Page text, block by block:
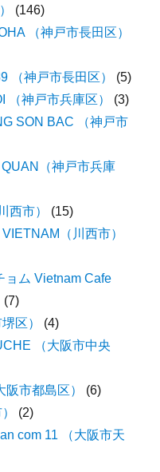
(146)
（神戸市長田区）
（神戸市長田区）
(5)
（神戸市兵庫区）
(3)
SON BAC （神戸市
（神戸市兵庫
西市）
(15)
（川西市）
ョム Vietnam Cafe
(7)
区）
(4)
（大阪市中央
市都島区）
(6)
(2)
com 11 （大阪市天